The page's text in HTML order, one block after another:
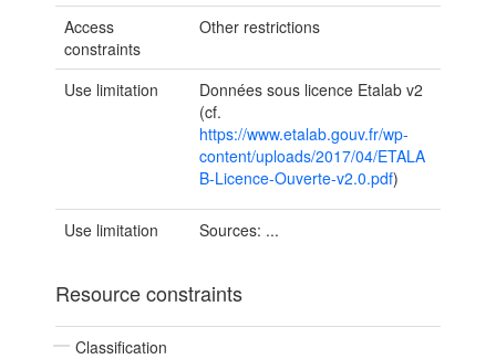
Access
constraints
Other restrictions
Use limitation
Données sous licence Etalab v2
(cf.
https://www.etalab.gouv.fr/wp-
content/uploads/2017/04/ETALA
B-Licence-Ouverte-v2.0.pdf)
Use limitation Sources: ...
Resource constraints
Classification